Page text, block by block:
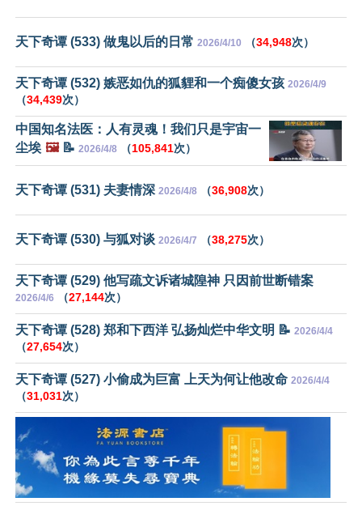
天下奇谭 (533) 做鬼以后的日常 2026/4/10 （34,948次）
天下奇谭 (532) 嫉恶如仇的狐貍和一个痴傻女孩 2026/4/9
（34,439次）
中国知名法医：人有灵魂！我们只是宇宙一
尘埃 🖼️📝 2026/4/8 （105,841次）
天下奇谭 (531) 夫妻情深 2026/4/8 （36,908次）
天下奇谭 (530) 与狐对谈 2026/4/7 （38,275次）
天下奇谭 (529) 他写疏文诉诸城隍神 只因前世断错案
2026/4/6 （27,144次）
天下奇谭 (528) 郑和下西洋 弘扬灿烂中华文明 📝 2026/4/4
（27,654次）
天下奇谭 (527) 小偷成为巨富 上天为何让他改命 2026/4/4
（31,031次）